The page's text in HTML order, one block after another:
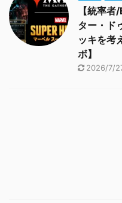
【統率
ター・ド
ッキを考
ボ】
2026/7/